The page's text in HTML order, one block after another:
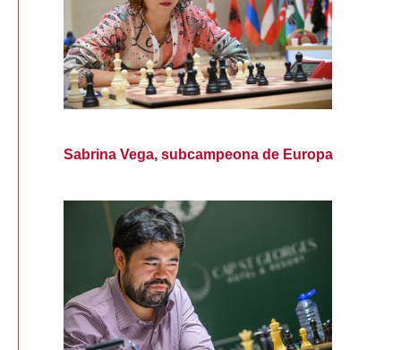
Sabrina Vega, subcampeona de Europa